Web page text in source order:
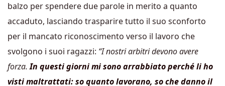
balzo per spendere due parole in merito a quanto
accaduto, lasciando trasparire tutto il suo sconforto
per il mancato riconoscimento verso il lavoro che
svolgono i suoi ragazzi: “I nostri arbitri devono avere
forza.In questi giorni mi sono arrabbiato perché li ho
visti maltrattati: so quanto lavorano, so che danno il